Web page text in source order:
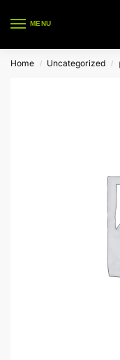
MENU
Home / Uncategorized /